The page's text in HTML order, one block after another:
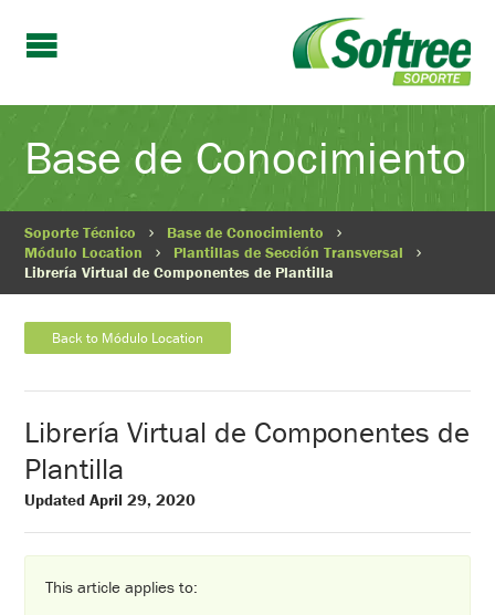
Base de Conocimiento
Soporte Técnico
Base de Conocimiento
Módulo Location
Plantillas de Sección Transversal
Librería Virtual de Componentes de Plantilla
Back to Módulo Location
Librería Virtual de Componentes de
Plantilla
Updated April 29, 2020
This article applies to: